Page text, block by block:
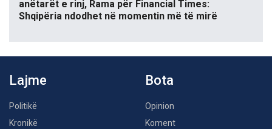
anëtarët e rinj, Rama për Financial Times:
Shqipëria ndodhet në momentin më të mirë
Lajme
Politikë
Kronikë
Bota
Opinion
Koment